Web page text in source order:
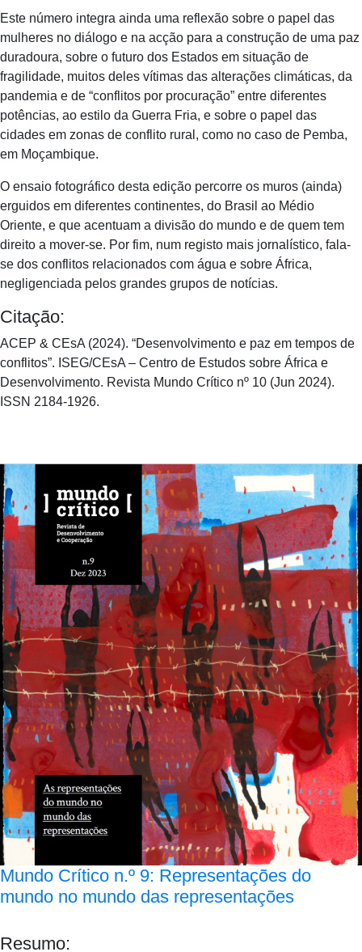
Este número integra ainda uma reflexão sobre o papel das
mulheres no diálogo e na acção para a construção de uma paz
duradoura, sobre o futuro dos Estados em situação de
fragilidade, muitos deles vítimas das alterações climáticas, da
pandemia e de “conflitos por procuração” entre diferentes
potências, ao estilo da Guerra Fria, e sobre o papel das
cidades em zonas de conflito rural, como no caso de Pemba,
em Moçambique.
O ensaio fotográfico desta edição percorre os muros (ainda)
erguidos em diferentes continentes, do Brasil ao Médio
Oriente, e que acentuam a divisão do mundo e de quem tem
direito a mover-se. Por fim, num registo mais jornalístico, fala-
se dos conflitos relacionados com água e sobre África,
negligenciada pelos grandes grupos de notícias.
Citação:
ACEP & CEsA (2024). “Desenvolvimento e paz em tempos de
conflitos”. ISEG/CEsA – Centro de Estudos sobre África e
Desenvolvimento. Revista Mundo Crítico nº 10 (Jun 2024).
ISSN 2184-1926.
Mundo Crítico n.º 9: Representações do
mundo no mundo das representações
Resumo: